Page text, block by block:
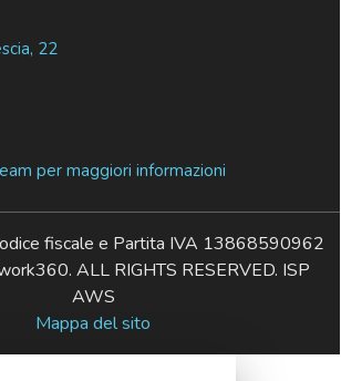
22
per maggiori informazioni
fiscale e Partita IVA 13868590962
ALL RIGHTS RESERVED. ISP
AWS
Mappa del sito